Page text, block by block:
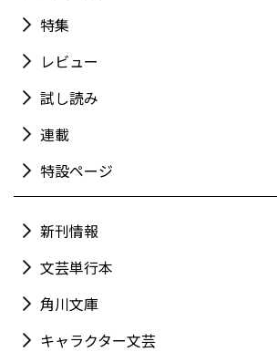
特集
レビュー
試し読み
連載
特設ページ
新刊情報
文芸単行本
角川文庫
キャラクター文芸